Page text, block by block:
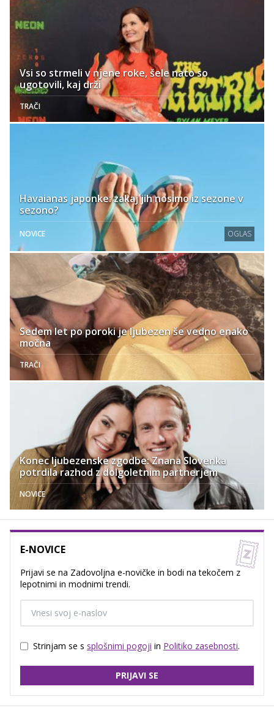
Vsi so strmeli v njene roke, šele nato so
ugotovili, kaj drži
TRAČI
Havaianas japonke: zakaj jih nosimo iz sezone v
sezono?
NOVICE OGLAS
Sedem let po poroki je ljubezen še vedno enako
močna
TRAČI
Konec ljubezenske zgodbe: Znana Slovenka
potrdila razhod z dolgoletnim partnerjem
NOVICE
E-NOVICE
Prijavi se na Zadovoljna e-novičke in bodi na tekočem z
lepotnimi in modnimi trendi.
Strinjam se s splošnimi pogoji in Politiko zasebnosti.
PRIJAVI SE